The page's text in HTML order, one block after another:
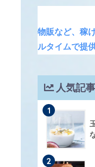
物販など、稼
ルタイムで提
人気記
1
2